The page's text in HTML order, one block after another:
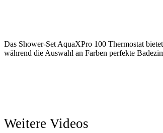
Das Shower-Set AquaXPro 100 Thermostat
während die Auswahl an Farben perfekte
Weitere Videos